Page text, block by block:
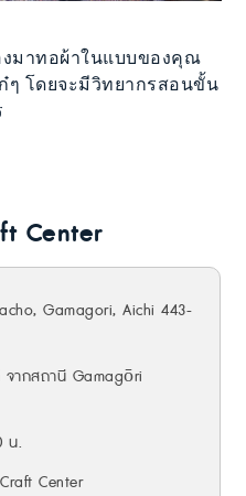
มาทอผ้าในแบบของคุณ
ๆ โดยจะมีวิทยากรสอนขั้น
Center
Gamagori, Aichi 443-
จากสถานี Gamagōri
น.
Center